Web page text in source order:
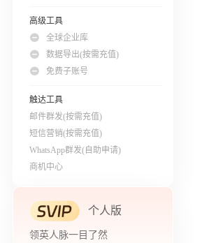
高级工具
全球企业库
数据导出(按需充值)
免费子账号
触达工具
邮件群发(按需充值)
短信营销(按需充值)
WhatsApp群发(自助申请)
商机中心
个人版
领英人脉一目了然